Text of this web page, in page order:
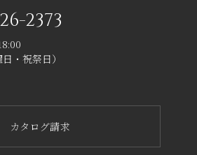
2373
・祝祭日）
カタログ請求